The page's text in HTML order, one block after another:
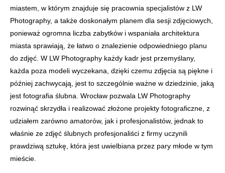
miastem, w którym znajduje się pracownia specjalistów z LW
Photography, a także doskonałym planem dla sesji zdjęciowych,
ponieważ ogromna liczba zabytków i wspaniała architektura
miasta sprawiają, że łatwo o znalezienie odpowiedniego planu
do zdjęć. W LW Photography każdy kadr jest przemyślany,
każda poza modeli wyczekana, dzięki czemu zdjęcia są piękne i
później zachwycają, jest to szczególnie ważne w dziedzinie, jaką
jest fotografia ślubna. Wrocław pozwala LW Photography
rozwinąć skrzydła i realizować złożone projekty fotograficzne, z
udziałem zarówno amatorów, jak i profesjonalistów, jednak to
właśnie ze zdjęć ślubnych profesjonaliści z firmy uczynili
prawdziwą sztukę, która jest uwielbiana przez pary młode w tym
mieście.